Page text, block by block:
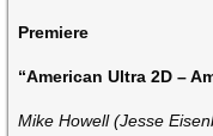
Premiere
“American Ultra 2D –
Mike Howell (Jesse